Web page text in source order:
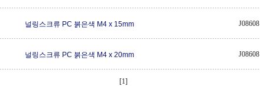
널링스크류 PC 붉은색 M4 x 15mm J08608
널링스크류 PC 붉은색 M4 x 20mm J08608
[1]